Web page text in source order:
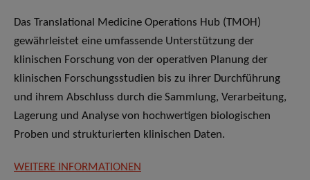
Das Translational Medicine Operations Hub (TMOH)
gewährleistet eine umfassende Unterstützung der
klinischen Forschung von der operativen Planung der
klinischen Forschungsstudien bis zu ihrer Durchführung
und ihrem Abschluss durch die Sammlung, Verarbeitung,
Lagerung und Analyse von hochwertigen biologischen
Proben und strukturierten klinischen Daten.
WEITERE INFORMATIONEN